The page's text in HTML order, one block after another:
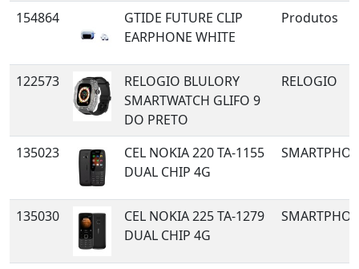
154864
GTIDE FUTURE CLIP
EARPHONE WHITE
Produtos
122573
RELOGIO BLULORY
SMARTWATCH GLIFO 9
DO PRETO
RELOGIO
135023
CEL NOKIA 220 TA-1155
DUAL CHIP 4G
135030
CEL NOKIA 225 TA-1279
DUAL CHIP 4G